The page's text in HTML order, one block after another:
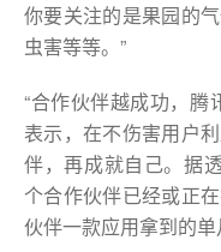
你要关注的是果园的
虫害等等。”
“合作伙伴越成功，腾
表示，在不伤害用户
伴，再成就自己。据
个合作伙伴已经或正
伙伴一款应用拿到的单